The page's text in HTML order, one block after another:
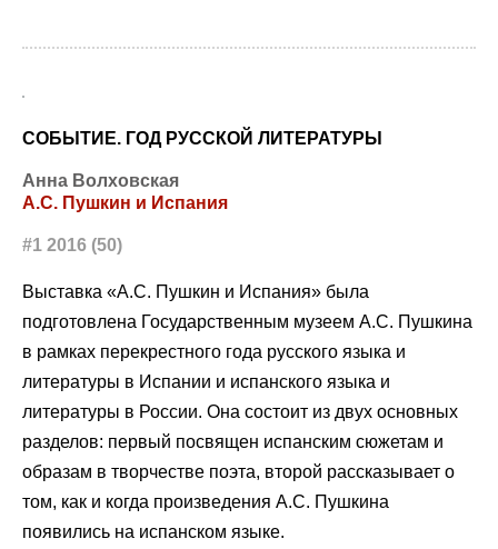
СОБЫТИЕ. ГОД РУССКОЙ ЛИТЕРАТУРЫ
Анна Волховская
А.С. Пушкин и Испания
#1 2016 (50)
Выставка «А.С. Пушкин и Испания» была
подготовлена Государственным музеем А.С. Пушкина
в рамках перекрестного года русского языка и
литературы в Испании и испанского языка и
литературы в России. Она состоит из двух основных
разделов: первый посвящен испанским сюжетам и
образам в творчестве поэта, второй рассказывает о
том, как и когда произведения А.С. Пушкина
появились на испанском языке.